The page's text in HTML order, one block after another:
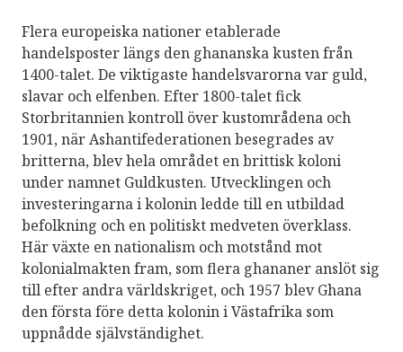
Flera europeiska nationer etablerade
handelsposter längs den ghananska kusten från
1400-talet. De viktigaste handelsvarorna var guld,
slavar och elfenben. Efter 1800-talet fick
Storbritannien kontroll över kustområdena och
1901, när Ashantifederationen besegrades av
britterna, blev hela området en brittisk koloni
under namnet Guldkusten. Utvecklingen och
investeringarna i kolonin ledde till en utbildad
befolkning och en politiskt medveten överklass.
Här växte en nationalism och motstånd mot
kolonialmakten fram, som flera ghananer anslöt sig
till efter andra världskriget, och 1957 blev Ghana
den första före detta kolonin i Västafrika som
uppnådde självständighet.